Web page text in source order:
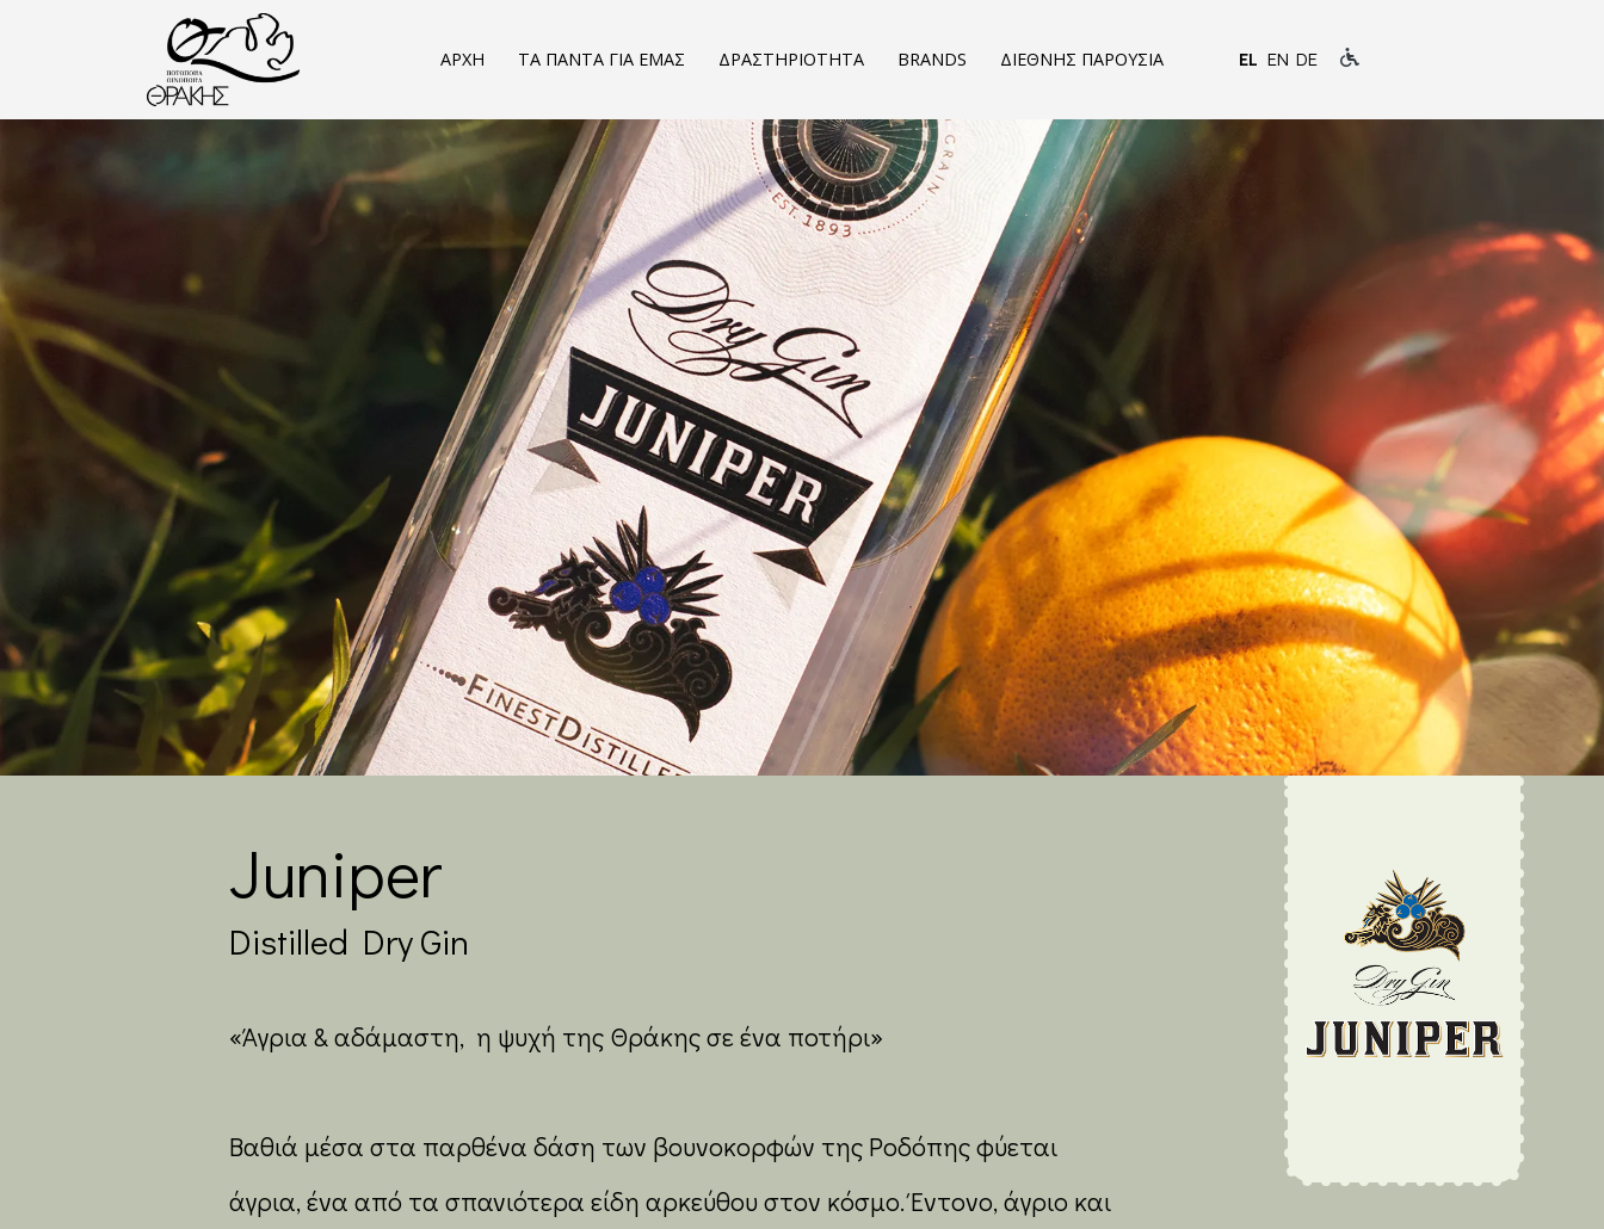
Παράκαμψη προς το κυρίως περιεχόμενο
ΑΡΧΗ ΤΑ ΠΑΝΤΑ ΓΙΑ ΕΜΑΣ ΔΡΑΣΤΗΡΙΟΤΗΤΑ BRANDS ΔΙΕΘΝΗΣ ΠΑΡΟΥΣΙΑ EL EN DE
Juniper
Distilled Dry Gin
«Άγρια & αδάμαστη, η ψυχή της Θράκης σε ένα ποτήρι»
Βαθιά μέσα στα παρθένα δάση των βουνοκορφών της Ροδόπης φύεται
άγρια, ένα από τα σπανιότερα είδη αρκεύθου στον κόσμο. Έντονο, άγριο και